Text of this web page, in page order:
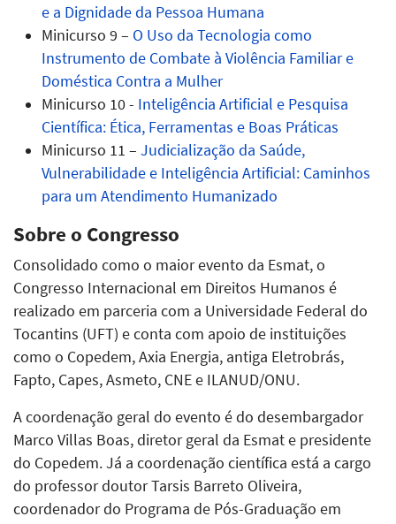
e a Dignidade da Pessoa Humana
Minicurso 9 – O Uso da Tecnologia como
Instrumento de Combate à Violência Familiar e
Doméstica Contra a Mulher
Minicurso 10 - Inteligência Artificial e Pesquisa
Científica: Ética, Ferramentas e Boas Práticas
Minicurso 11 – Judicialização da Saúde,
Vulnerabilidade e Inteligência Artificial: Caminhos
para um Atendimento Humanizado
Sobre o Congresso
Consolidado como o maior evento da Esmat, o
Congresso Internacional em Direitos Humanos é
realizado em parceria com a Universidade Federal do
Tocantins (UFT) e conta com apoio de instituições
como o Copedem, Axia Energia, antiga Eletrobrás,
Fapto, Capes, Asmeto, CNE e ILANUD/ONU.
A coordenação geral do evento é do desembargador
Marco Villas Boas, diretor geral da Esmat e presidente
do Copedem. Já a coordenação científica está a cargo
do professor doutor Tarsis Barreto Oliveira,
coordenador do Programa de Pós-Graduação em